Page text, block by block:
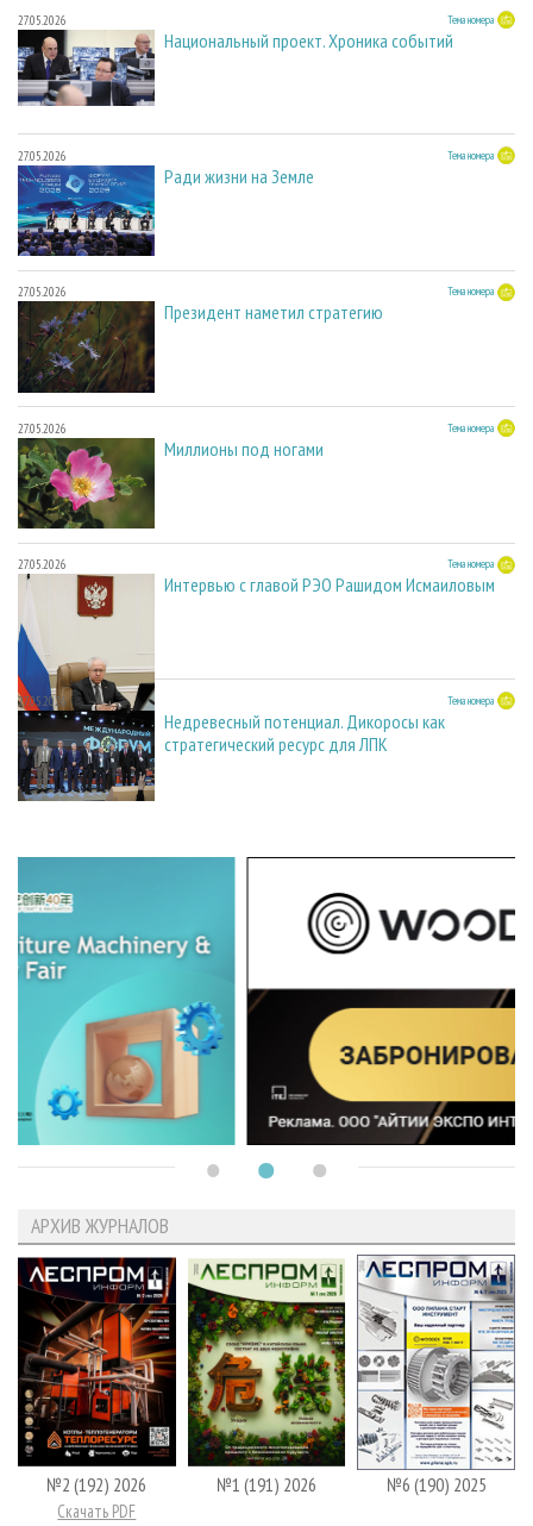
27.05.2026 Тема номера
Национальный проект. Хроника событий
27.05.2026 Тема номера
Ради жизни на Земле
27.05.2026 Тема номера
Президент наметил стратегию
27.05.2026 Тема номера
Миллионы под ногами
27.05.2026 Тема номера
Интервью с главой РЭО Рашидом Исмаиловым
27.05.2026 Тема номера
Недревесный потенциал. Дикоросы как
стратегический ресурс для ЛПК
АРХИВ ЖУРНАЛОВ
№2 (192) 2026
Скачать PDF
№1 (191) 2026 №6 (190) 2025